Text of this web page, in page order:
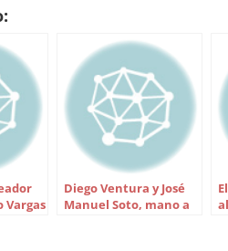
nº 38, negro
Pereda. Silencio.
Vargas
Diego Ventura y José
Manuel Soto, mano a